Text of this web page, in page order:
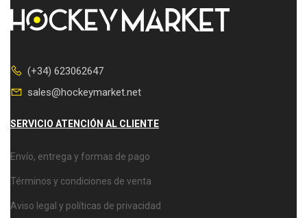
(+34) 623062647
sales@hockeymarket.net
SERVICIO ATENCIÓN AL CLIENTE
Envío, entrega y formas de pago
Términos y condiciones de venta
Aviso legal y políticas de privacidad